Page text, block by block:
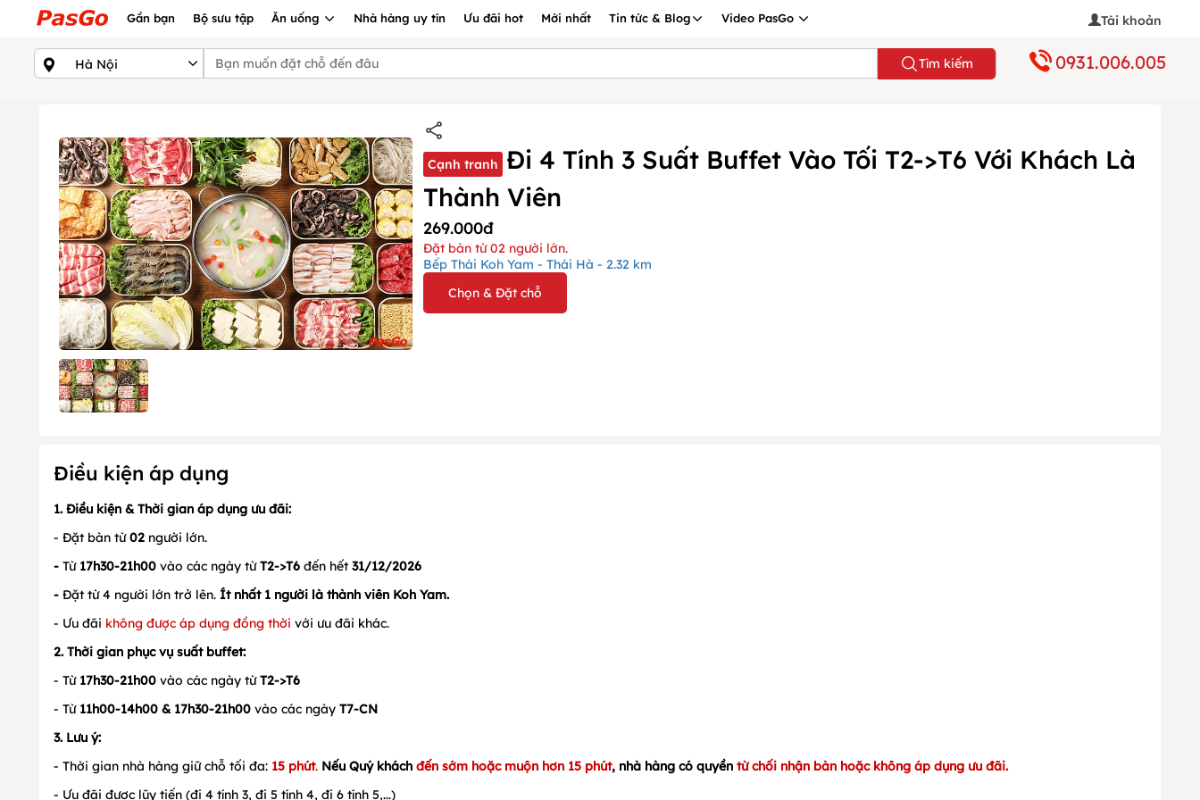
Gần bạn Bộ sưu tập Ăn uống Nhà hàng uy tín Ưu đãi hot Mới nhất Tin tức & Blog Video PasGo Tài khoản
Tìm kiếm 0931.006.005
Cạnh tranh
Đi 4 Tính 3 Suất Buffet Vào Tối T2->T6 Với Khách Là
Thành Viên
269.000đ
Đặt bàn từ 02 người lớn.
Bếp Thái Koh Yam - Thái Hà - 2.32 km
Chọn & Đặt chỗ
Điều kiện áp dụng
1. Điều kiện & Thời gian áp dụng ưu đãi:
- Đặt bàn từ02 người lớn.
- Từ 17h30-21h00 vào các ngày từT2->T6 đến hết 31/12/2026
- Đặt từ 4 người lớn trở lên. Ít nhất 1 người là thành viên Koh Yam.
- Ưu đãi không được áp dụng đồng thời với ưu đãi khác.
2. Thời gian phục vụ suất buffet:
- Từ 17h30-21h00 vào các ngày từT2->T6
- Từ 11h00-14h00 & 17h30-21h00 vào các ngày T7-CN
3. Lưu ý:
- Thời gian nhà hàng giữ chỗ tối đa: 15 phút. Nếu Quý khách đến sớm hoặc muộn hơn 15 phút, nhà hàng có quyền từ chối nhận bàn hoặc không áp dụng ưu đãi.
- Ưu đãi được lũy tiến (đi 4 tính 3, đi 5 tính 4, đi 6 tính 5,...)